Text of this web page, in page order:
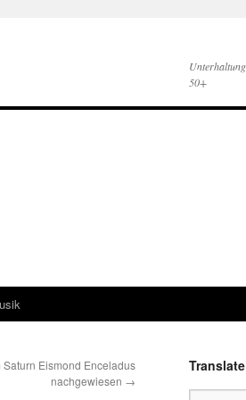
50+
Saturn Eismond Enceladus
nachgewiesen →
Translate